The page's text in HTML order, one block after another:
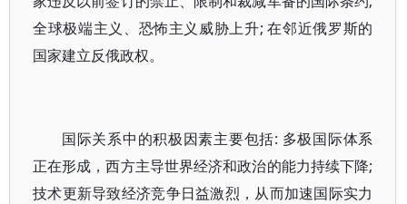
全球极端主义、恐怖主义威胁上升; 在邻近俄罗斯的
国家建立反俄政权。
国际关系中的积极因素主要包括: 多极国际体系
正在形成，西方主导世界经济和政治的能力持续下降;
技术更新导致经济竞争日益激烈，从而加速国际实力